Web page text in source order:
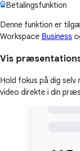
Betalingsfunktion
Denne funktion er
Workspace Business
Vis
Hold fokus på dig selv
video direkte i din